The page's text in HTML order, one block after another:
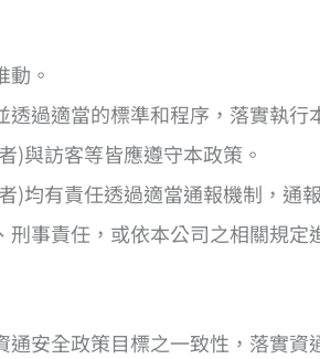
。
過適當的標準和程序，落實執行
)與訪客等皆應遵守本政策。
均有責任透過適當通報機制，通
事責任，或依本公司之相關規定
安全政策目標之一致性，落實